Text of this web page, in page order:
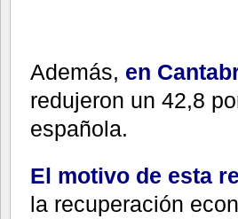
Además, en
redujeron un 42,8
española.
El motivo de esta
la recuperación